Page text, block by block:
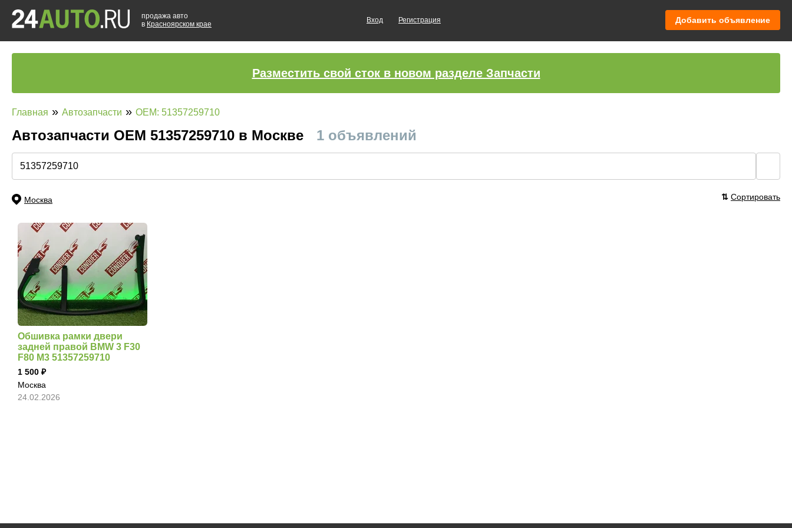
продажа авто
в Красноярском крае
Вход Регистрация Добавить объявление
Разместить свой сток в новом разделе Запчасти
Главная » Автозапчасти » OEM: 51357259710
Автозапчасти ОЕМ 51357259710 в Москве 1 объявлений
Москва ⇅ Сортировать
Обшивка рамки двери
задней правой BMW 3 F30
F80 M3 51357259710
1 500
Москва
24.02.2026